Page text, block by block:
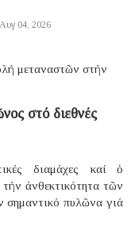
Αυγ 04, 2026
μεταναστῶν στήν
στό διεθνές
διαμάχες καί ὁ
ἀνθεκτικότητα τῶν
σημαντικό πυλῶνα γιά